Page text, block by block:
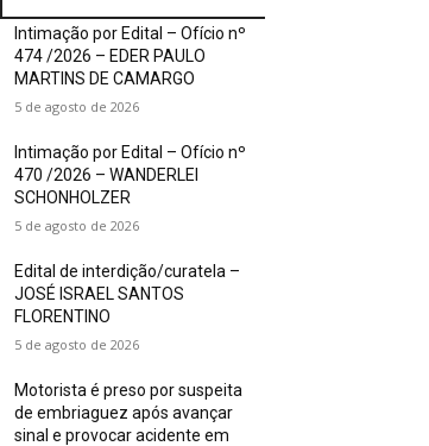
Intimação por Edital – Ofício nº
474 /2026 – EDER PAULO
MARTINS DE CAMARGO
5 de agosto de 2026
Intimação por Edital – Ofício nº
470 /2026 – WANDERLEI
SCHONHOLZER
5 de agosto de 2026
Edital de interdição/curatela –
JOSÉ ISRAEL SANTOS
FLORENTINO
5 de agosto de 2026
Motorista é preso por suspeita
de embriaguez após avançar
sinal e provocar acidente em